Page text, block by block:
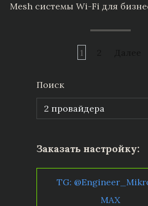
Mesh системы Wi-Fi для
1
Поиск
Заказать настройку:
TG:
MAX